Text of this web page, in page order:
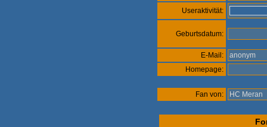
Useraktivität:
Geburtsdatum:
E-Mail:
anonym
Homepage:
Fan von: HC Meran